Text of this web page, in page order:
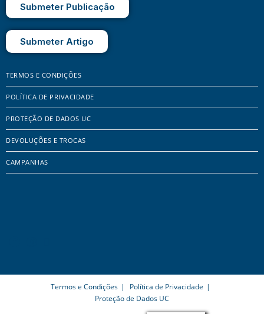
Submeter Publicação
Submeter Artigo
TERMOS E CONDIÇÕES
POLÍTICA DE PRIVACIDADE
PROTEÇÃO DE DADOS UC
DEVOLUÇÕES E TROCAS
CAMPANHAS
Termos e Condições
Política de Privacidade
Proteção de Dados UC